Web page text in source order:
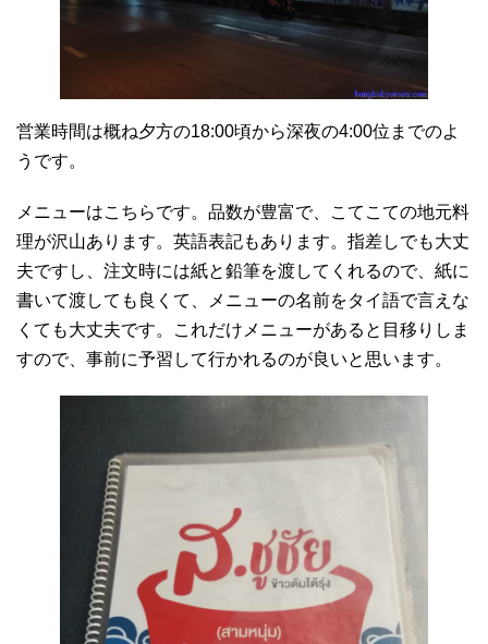
営業時間は概ね夕方の18:00頃から深夜の4:00位までのよ
うです。
メニューはこちらです。品数が豊富で、こてこての地元料
理が沢山あります。英語表記もあります。指差しでも大丈
夫ですし、注文時には紙と鉛筆を渡してくれるので、紙に
書いて渡しても良くて、メニューの名前をタイ語で言えな
くても大丈夫です。これだけメニューがあると目移りしま
すので、事前に予習して行かれるのが良いと思います。